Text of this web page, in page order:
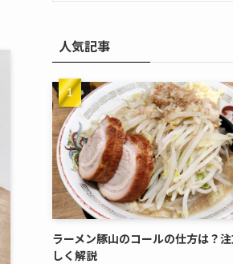
人気記事
ラーメン豚山のコールの仕方は？
しく解説